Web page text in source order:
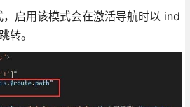
启用该模式会在激活导航时以 ind
转。